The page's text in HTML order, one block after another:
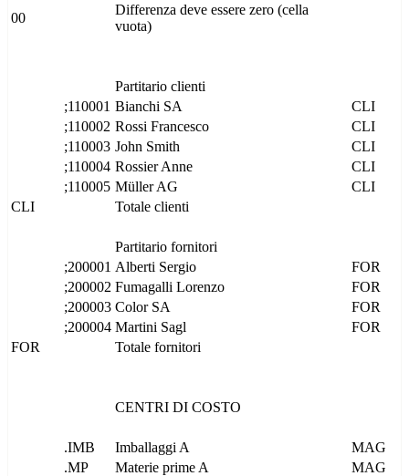
00
Differenza deve essere zero (cella
vuota)
Partitario clienti
;110001 Bianchi SA
CLI
;110002 Rossi Francesco
CLI
;110003 John Smith
CLI
;110004 Rossier Anne
CLI
;110005 Müller AG
CLI
CLI
Totale clienti
Partitario fornitori
;200001 Alberti Sergio
FOR
;200002 Fumagalli Lorenzo
FOR
;200003 Color SA
FOR
;200004 Martini Sagl
FOR
FOR
Totale fornitori
CENTRI DI COSTO
.IMB Imballaggi A
MAG
.MP
Materie prime A
MAG